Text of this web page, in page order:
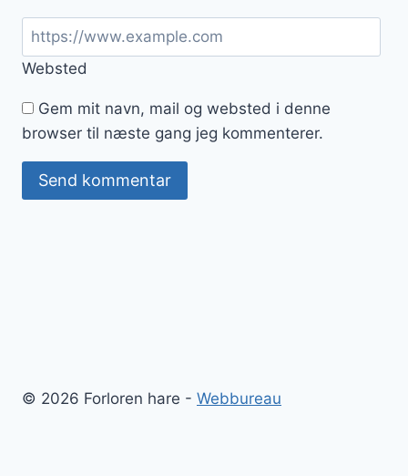
Websted
Gem mit navn, mail og websted i denne
browser til næste gang jeg kommenterer.
© 2026 Forloren hare - Webbureau